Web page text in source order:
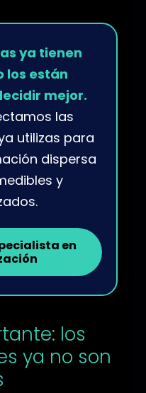
ya tienen
los están
mejor.
las
utilizas para
dispersa
y
en
los
ya no son